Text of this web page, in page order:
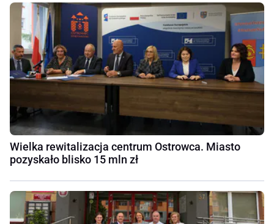
Wielka rewitalizacja centrum Ostrowca. Miasto
pozyskało blisko 15 mln zł